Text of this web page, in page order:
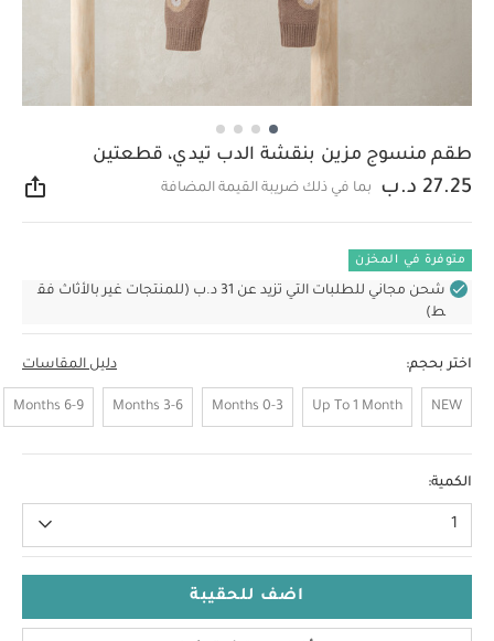
طقم منسوج مزين بنقشة الدب تيدي، قطعتين
27.25 د.ب بما في ذلك ضريبة القيمة المضافة
متوفرة في المخزن
شحن مجاني للطلبات التي تزيد عن 31 د.ب (للمنتجات غير بالأثاث فق
ط)
اختر بحجم: دليل المقاسات
NEW
Up To 1 Month
0-3 Months
3-6 Months
6-9 Months
الكمية:
1
اضف للحقيبة